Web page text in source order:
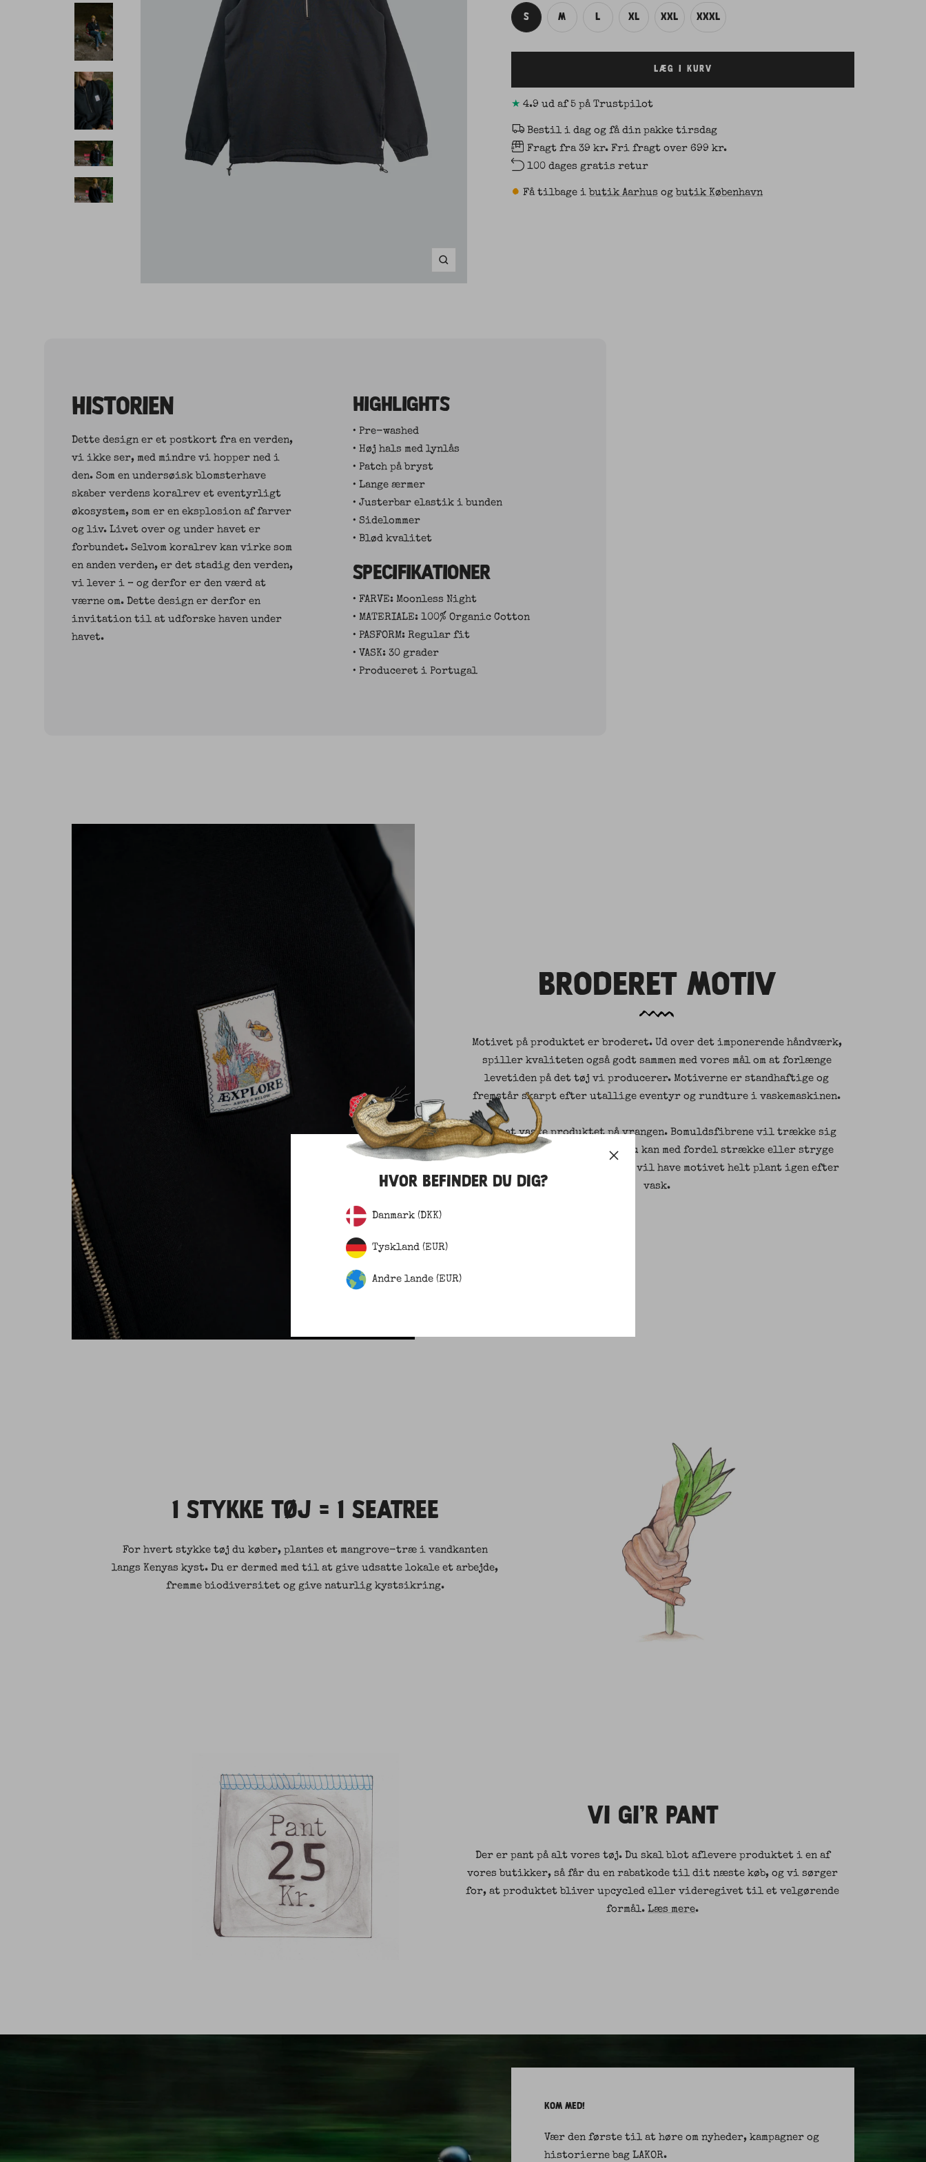
HVOR BEFINDER DU DIG?
Danmark (DKK)
Tyskland (EUR)
Andre lande (EUR)
Zoom
S M L XL XXL XXXL
LÆG I KURV
★ 4.9 ud af 5 på Trustpilot
Bestil i dag og få din pakke tirsdag
Fragt fra 39 kr. Fri fragt over 699 kr.
100 dages gratis retur
• Få tilbage ibutik Aarhus ogbutik København
HISTORIEN
Dette design er et postkort fra en verden,
vi ikke ser, med mindre vi hopper ned i
den. Som en undersøisk blomsterhave
skaber verdens koralrev et eventyrligt
økosystem, som er en eksplosion af farver
og liv. Livet over og under havet er
forbundet. Selvom koralrev kan virke som
en anden verden, er det stadig den verden,
vi lever i – og derfor er den værd at
værne om. Dette design er derfor en
invitation til at udforske haven under
havet.
HIGHLIGHTS
• Pre-washed
• Høj hals med lynlås
• Patch på bryst
• Lange ærmer
• Justerbar elastik i bunden
• Sidelommer
• Blød kvalitet
SPECIFIKATIONER
• FARVE: Moonless Night
• MATERIALE: 100% Organic Cotton
• PASFORM: Regular fit
• VASK: 30 grader
• Produceret i Portugal
BRODERET MOTIV
Motivet på produktet er broderet. Ud over det imponerende håndværk,
spiller kvaliteten også godt sammen med vores mål om at forlænge
levetiden på det tøj vi producerer. Motiverne er standhaftige og
fremstår skarpt efter utallige eventyr og rundture i vaskemaskinen.
Husk at vaske produktet på vrangen. Bomuldsfibrene vil trække sig
sammen i vaskemaskinen, så du kan med fordel strække eller stryge
omkring broderingen, hvis du vil have motivet helt plant igen efter
vask.
1 STYKKE TØJ = 1 SEATREE
For hvert stykke tøj du køber, plantes et mangrove-træ i vandkanten
langs Kenyas kyst. Du er dermed med til at give udsatte lokale et arbejde,
fremme biodiversitet og give naturlig kystsikring.
VI GI'R PANT
Der er pant på alt vores tøj. Du skal blot aflevere produktet i en af
vores butikker, så får du en rabatkode til dit næste køb, og vi sørger
for, at produktet bliver upcycled eller videregivet til et velgørende
formål.Læs mere.
KOM MED!
Vær den første til at høre om nyheder, kampagner og
historierne bag LAKOR.